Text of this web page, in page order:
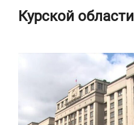
Курской области